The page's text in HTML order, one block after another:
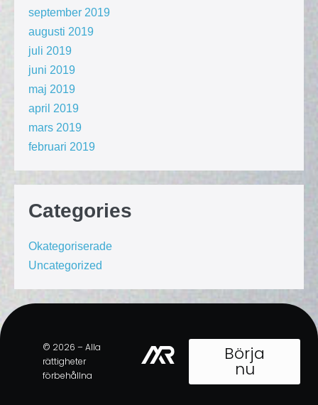
september 2019
augusti 2019
juli 2019
juni 2019
maj 2019
april 2019
mars 2019
februari 2019
Categories
Okategoriserade
Uncategorized
© 2026 – Alla
rättigheter
förbehållna
Börja
nu